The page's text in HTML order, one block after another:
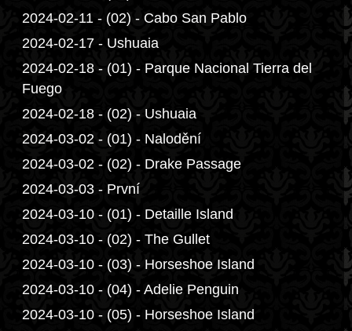
2024-02-11 - (02) - Cabo San Pablo
2024-02-17 - Ushuaia
2024-02-18 - (01) - Parque Nacional Tierra del
Fuego
2024-02-18 - (02) - Ushuaia
2024-03-02 - (01) - Nalodění
2024-03-02 - (02) - Drake Passage
2024-03-03 - První
2024-03-10 - (01) - Detaille Island
2024-03-10 - (02) - The Gullet
2024-03-10 - (03) - Horseshoe Island
2024-03-10 - (04) - Adelie Penguin
2024-03-10 - (05) - Horseshoe Island